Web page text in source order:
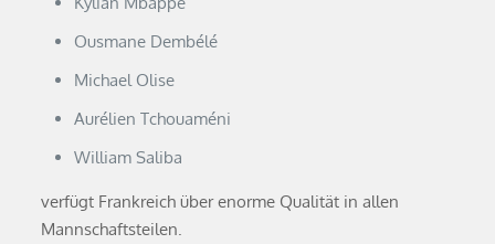
Ousmane Dembélé
Michael Olise
Aurélien Tchouaméni
William Saliba
verfügt Frankreich über enorme Qualität in allen
Mannschaftsteilen.